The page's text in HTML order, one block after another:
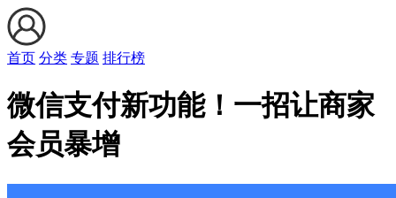
首页 分类 专题 排行榜
微信支付新功能！一招让商家
会员暴增